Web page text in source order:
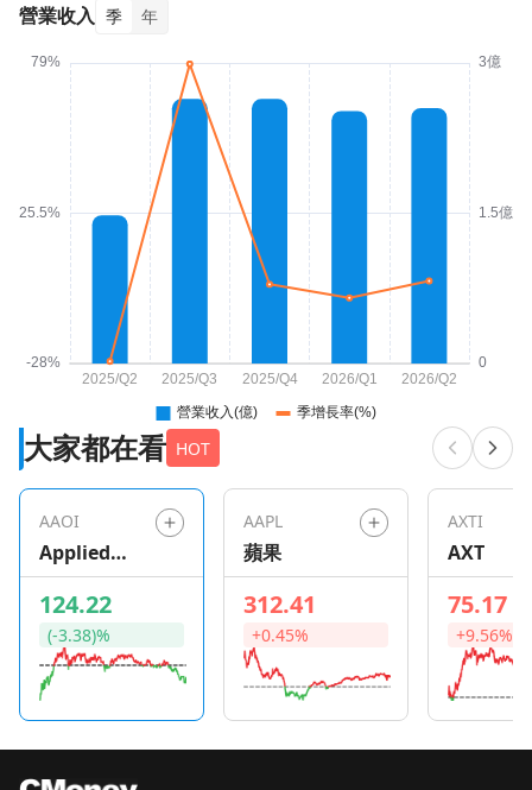
營業收入 季 年
大家都在看 HOT
AAOI
Applied
Optoelectro
nics
124.22
(-3.38)%
AAPL
蘋果
312.41
+0.45%
AXTI
AXT
75.17
+9.56%